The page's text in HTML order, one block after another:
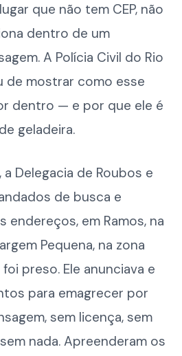
que não tem CEP, não
dentro de um
A Polícia Civil do Rio
de mostrar como esse
dentro — e por que ele é
geladeira.
a Delegacia de Roubos e
de busca e
endereços, em Ramos, na
Pequena, na zona
preso. Ele anunciava e
para emagrecer por
sem licença, sem
nada. Apreenderam os